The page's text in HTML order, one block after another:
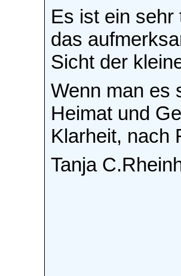
Es ist ein sehr
das
Sicht der
Wenn man es
Heimat und
Klarheit, nach
Tanja